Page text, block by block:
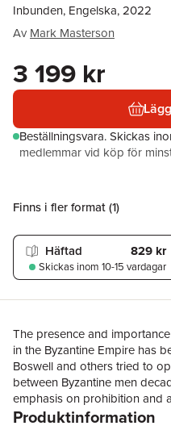
Inbunden, Engelska, 2022
Av Mark Masterson
3 199 kr
Beställningsvara.Skickas
medlemmar vid köp för
Finns i fler format (1)
Häftad 829 kr
Skickas inom 10-15 vardagar
The presence and
in the Byzantine Empire has
Boswell and others tried to
between Byzantine men
emphasis on prohibition and
same-sex desire between
Produktinformation